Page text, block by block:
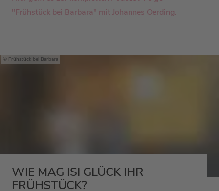
"Frühstück bei Barbara" mit Johannes Oerding.
Frühstück bei Barbara
WIE MAG ISI GLÜCK IHR
FRÜHSTÜCK?